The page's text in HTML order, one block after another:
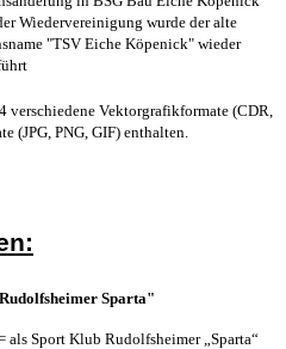
Wiedervereinigung wurde der alte
"TSV Eiche Köpenick" wieder
verschiedene Vektorgrafikformate (CDR,
(JPG, PNG, GIF) enthalten.
Sparta"
als Sport Klub Rudolfsheimer „Sparta“